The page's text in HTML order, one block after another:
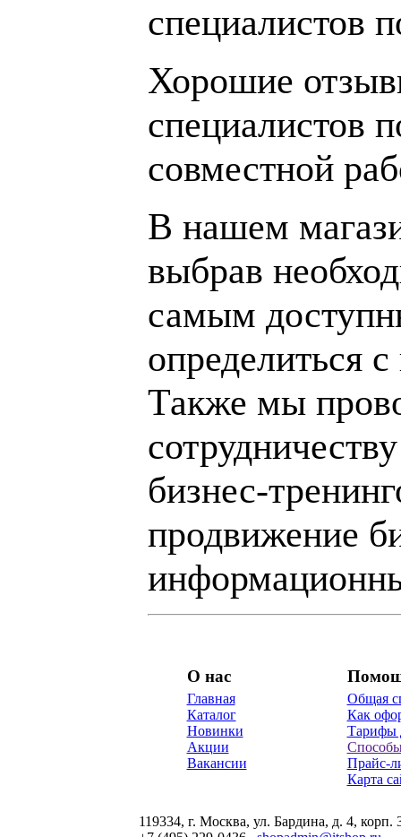
специалистов
Хорошие
специалистов
совместной
В нашем
выбрав
самым
определиться
Также мы
бизнес-
продвижение
О нас
Главная
Каталог
Новинки
Акции
Вакансии
Общая
Как
Тарифы
Прайс-
Карта
119334, г. Москва, ул. Бардина, д. 4, корп.